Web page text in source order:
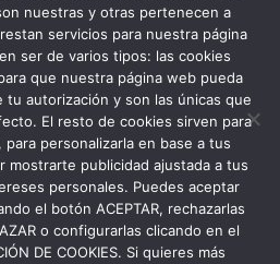
nuestras y otras pertenecen a
servicios para nuestra página
ser de varios tipos: las cookies
que nuestra página web pueda
autorización y son las únicas que
El resto de cookies sirven para
personalizarla en base a tus
mostrarte publicidad ajustada a tus
personales. Puedes aceptar
el botón ACEPTAR, rechazarlas
o configurarlas clicando en el
DE COOKIES. Si quieres más